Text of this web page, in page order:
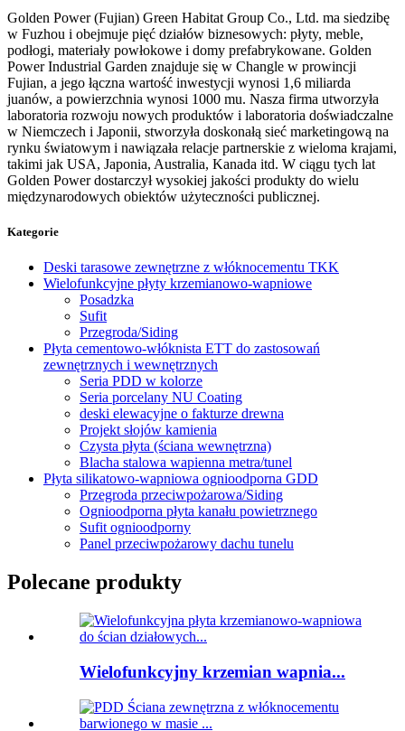
Golden Power (Fujian) Green Habitat Group Co., Ltd. ma siedzibę
w Fuzhou i obejmuje pięć działów biznesowych: płyty, meble,
podłogi, materiały powłokowe i domy prefabrykowane. Golden
Power Industrial Garden znajduje się w Changle w prowincji
Fujian, a jego łączna wartość inwestycji wynosi 1,6 miliarda
juanów, a powierzchnia wynosi 1000 mu. Nasza firma utworzyła
laboratoria rozwoju nowych produktów i laboratoria doświadczalne
w Niemczech i Japonii, stworzyła doskonałą sieć marketingową na
rynku światowym i nawiązała relacje partnerskie z wieloma krajami,
takimi jak USA, Japonia, Australia, Kanada itd. W ciągu tych lat
Golden Power dostarczył wysokiej jakości produkty do wielu
międzynarodowych obiektów użyteczności publicznej.
Kategorie
Deski tarasowe zewnętrzne z włóknocementu TKK
Wielofunkcyjne płyty krzemianowo-wapniowe
Posadzka
Sufit
Przegroda/Siding
Płyta cementowo-włóknista ETT do zastosowań
zewnętrznych i wewnętrznych
Seria PDD w kolorze
Seria porcelany NU Coating
deski elewacyjne o fakturze drewna
Projekt słojów kamienia
Czysta płyta (ściana wewnętrzna)
Blacha stalowa wapienna metra/tunel
Płyta silikatowo-wapniowa ognioodporna GDD
Przegroda przeciwpożarowa/Siding
Ognioodporna płyta kanału powietrznego
Sufit ognioodporny
Panel przeciwpożarowy dachu tunelu
Polecane produkty
Wielofunkcyjny krzemian wapnia...